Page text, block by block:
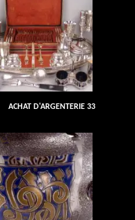
ACHAT D'ARGENTERIE 33